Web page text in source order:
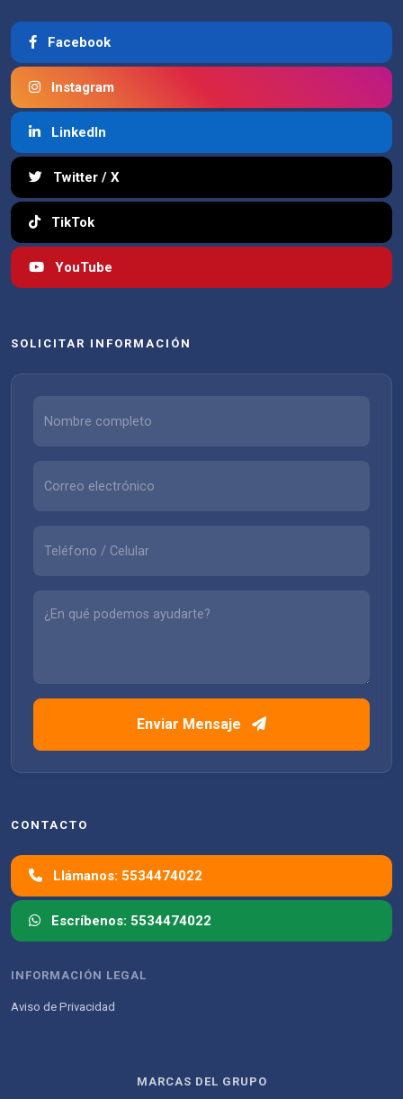
Facebook
Instagram
LinkedIn
Twitter / X
TikTok
YouTube
SOLICITAR INFORMACIÓN
Enviar Mensaje
CONTACTO
Llámanos: 5534474022
Escríbenos: 5534474022
INFORMACIÓN LEGAL
Aviso de Privacidad
MARCAS DEL GRUPO